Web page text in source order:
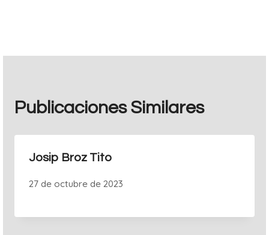
Publicaciones Similares
Josip Broz Tito
27 de octubre de 2023